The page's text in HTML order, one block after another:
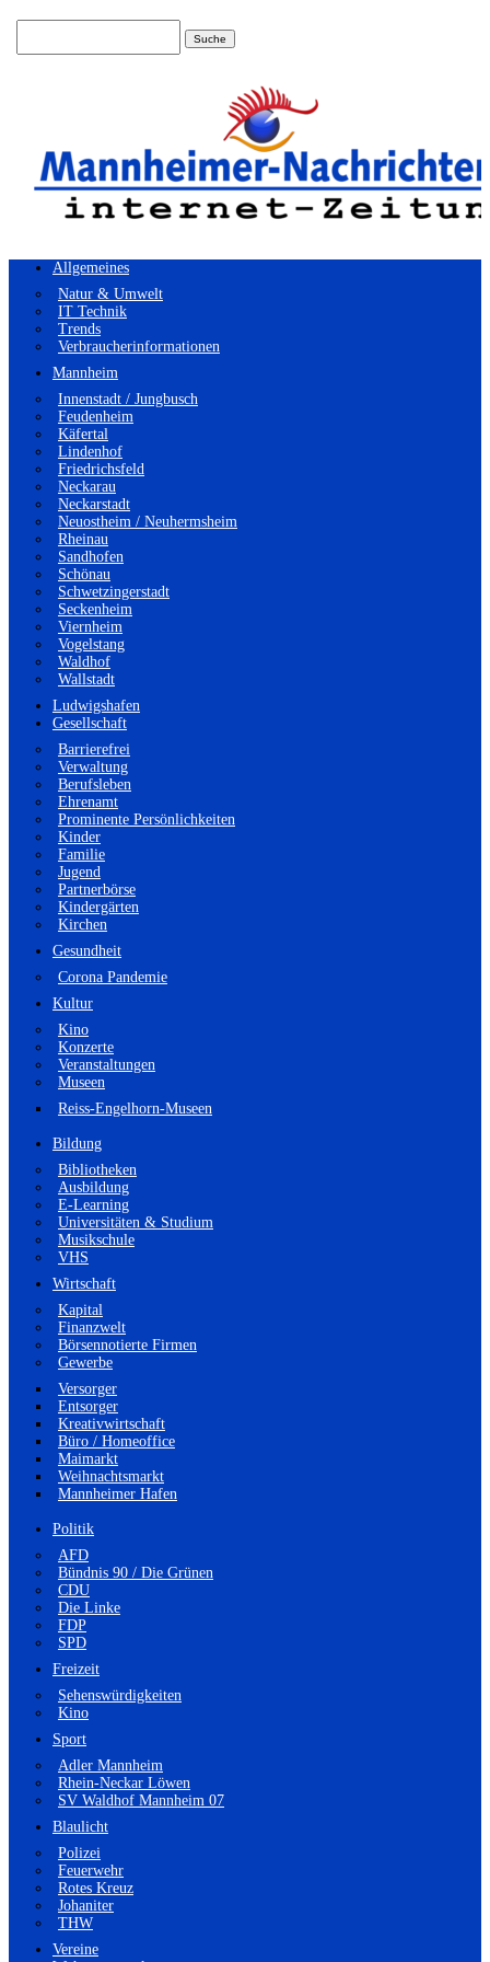
Allgemeines
Natur & Umwelt
IT Technik
Trends
Verbraucherinformationen
Mannheim
Innenstadt / Jungbusch
Feudenheim
Käfertal
Lindenhof
Friedrichsfeld
Neckarau
Neckarstadt
Neuostheim / Neuhermsheim
Rheinau
Sandhofen
Schönau
Schwetzingerstadt
Seckenheim
Viernheim
Vogelstang
Waldhof
Wallstadt
Ludwigshafen
Gesellschaft
Barrierefrei
Verwaltung
Berufsleben
Ehrenamt
Prominente Persönlichkeiten
Kinder
Familie
Jugend
Partnerbörse
Kindergärten
Kirchen
Gesundheit
Corona Pandemie
Kultur
Kino
Konzerte
Veranstaltungen
Museen
Reiss-Engelhorn-Museen
Bildung
Bibliotheken
Ausbildung
E-Learning
Universitäten & Studium
Musikschule
VHS
Wirtschaft
Kapital
Finanzwelt
Börsennotierte Firmen
Gewerbe
Versorger
Entsorger
Kreativwirtschaft
Büro / Homeoffice
Maimarkt
Weihnachtsmarkt
Mannheimer Hafen
Politik
AFD
Bündnis 90 / Die Grünen
CDU
Die Linke
FDP
SPD
Freizeit
Sehenswürdigkeiten
Kino
Sport
Adler Mannheim
Rhein-Neckar Löwen
SV Waldhof Mannheim 07
Blaulicht
Polizei
Feuerwehr
Rotes Kreuz
Johaniter
THW
Vereine